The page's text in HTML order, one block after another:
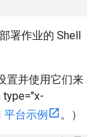
署作业的 Shell
置并使用它们来
type="x-
平台示例 。）